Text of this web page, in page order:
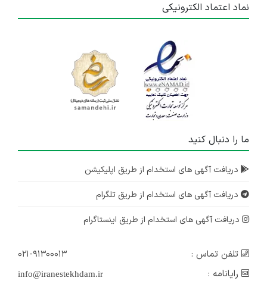
نماد اعتماد الکترونیکی
ما را دنبال کنید
دریافت آگهی های استخدام از طریق اپلیکیشن
دریافت آگهی های استخدام از طریق تلگرام
دریافت آگهی های استخدام از طریق اینستاگرام
تلفن تماس :
۰۲۱-۹۱۳۰۰۰۱۳
رایانامه :
info@iranestekhdam.ir